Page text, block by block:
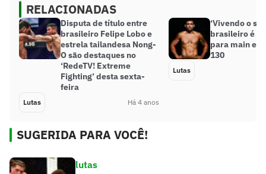
RELACIONADAS
Disputa de título entre
brasileiro Felipe Lobo e
estrela tailandesa Nong-
O são destaques no
‘RedeTV! Extreme
Fighting’ desta sexta-
feira
Lutas Há 4 anos
‘Vivendo o
brasileiro é
para main
130
Lutas
SUGERIDA PARA VOCÊ!
lutas